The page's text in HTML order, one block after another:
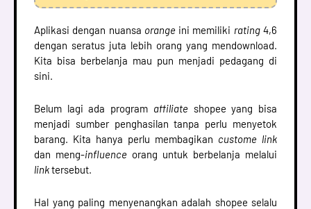
Aplikasi dengan nuansa orangeini memiliki rating4,6
dengan seratus juta lebih orang yang mendownload.
Kita bisa berbelanja mau pun menjadi pedagang di
sini.
Belum lagi ada program affiliateshopee yang bisa
menjadi sumber penghasilan tanpa perlu menyetok
barang. Kita hanya perlu membagikan custome link
dan meng-influence orang untuk berbelanja melalui
linktersebut.
Hal yang paling menyenangkan adalah shopee selalu